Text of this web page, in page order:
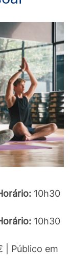
10h30
10h30
| Público em